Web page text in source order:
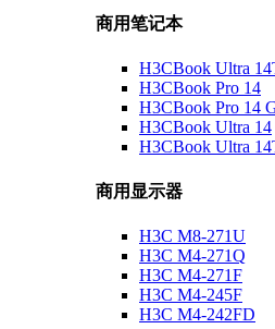
商用笔记本
H3CBook Ultra
H3CBook Pro 14
H3CBook Pro 14
H3CBook Ultra 14
H3CBook Ultra
商用显示器
H3C M8-271U
H3C M4-271Q
H3C M4-271F
H3C M4-245F
H3C M4-242FD